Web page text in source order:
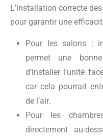
L’installation correcte
pour garantir une
Pour les salons :
permet une
d’installer l’unité
car cela pourrait
de l’air.
Pour les
directement au-